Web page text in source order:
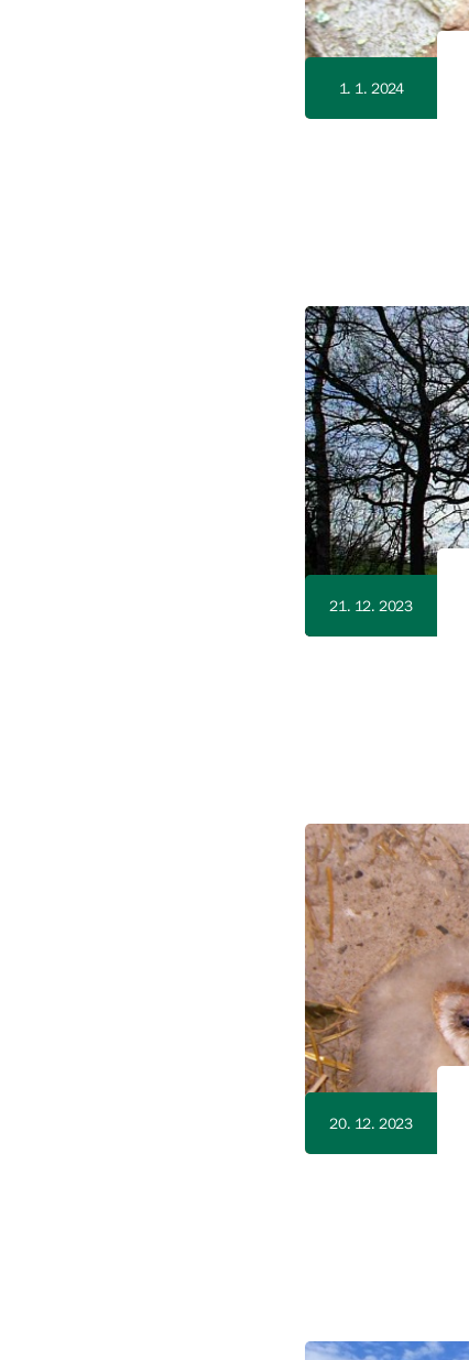
1. 1. 2024
21. 12. 2023
20. 12. 2023